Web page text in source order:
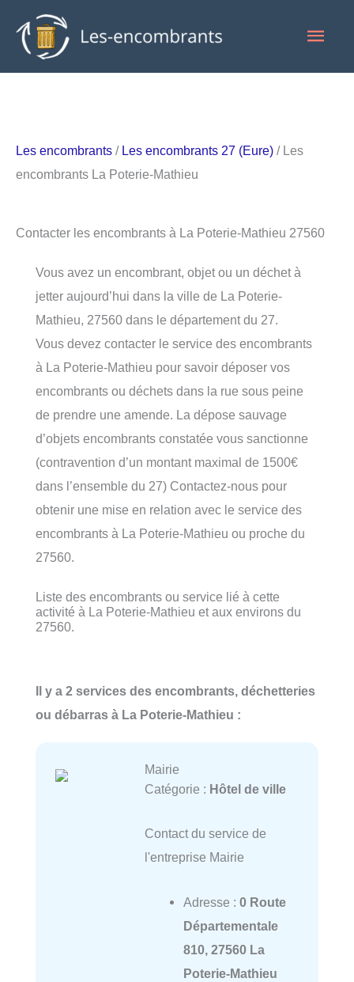
contenu
Les encombrants / Les encombrants 27 (Eure) / Les
encombrants La Poterie-Mathieu
Contacter les encombrants à La Poterie-Mathieu 27560
Vous avez un encombrant, objet ou un déchet à
jetter aujourd’hui dans la ville de La Poterie-
Mathieu, 27560 dans le département du 27.
Vous devez contacter le service des encombrants
à La Poterie-Mathieu pour savoir déposer vos
encombrants ou déchets dans la rue sous peine
de prendre une amende. La dépose sauvage
d’objets encombrants constatée vous sanctionne
(contravention d’un montant maximal de 1500€
dans l’ensemble du 27) Contactez-nous pour
obtenir une mise en relation avec le service des
encombrants à La Poterie-Mathieu ou proche du
27560.
Liste des encombrants ou service lié à cette
activité à La Poterie-Mathieu et aux environs du
27560.
Il y a 2 services des encombrants, déchetteries
ou débarras à La Poterie-Mathieu :
Mairie
Catégorie : Hôtel de ville
Contact du service de
l'entreprise Mairie
Adresse : 0 Route
Départementale
810, 27560 La
Poterie-Mathieu